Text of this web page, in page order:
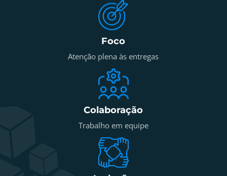
Foco
Atenção plena às entregas
Colaboração
Trabalho em equipe